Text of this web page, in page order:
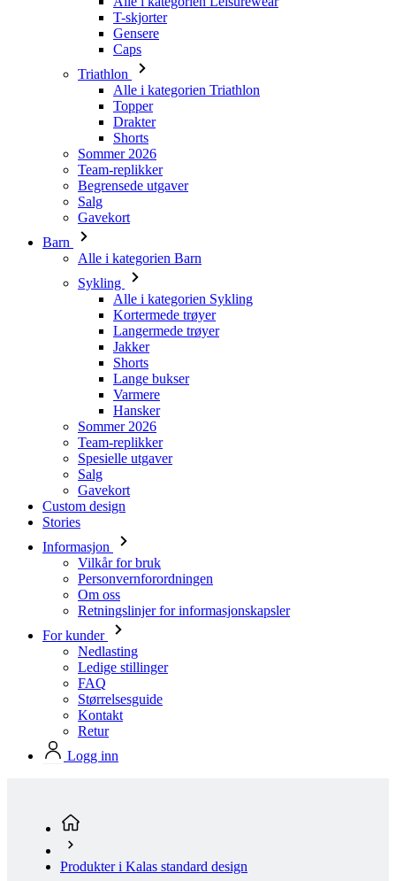
Alle i kategorien Triathlon
Topper
Drakter
Shorts
Sommer 2026
Team-replikker
Begrensede utgaver
Salg
Gavekort
Barn
Alle i kategorien Barn
Sykling
Alle i kategorien Sykling
Langermede trøyer
Jakker
Shorts
Lange bukser
Varmere
Hansker
Sommer 2026
Team-replikker
Spesielle utgaver
Salg
Gavekort
Custom design
Stories
Informasjon
Vilkår for bruk
Personvernforordningen
Om oss
Retningslinjer for informasjonskapsler
For kunder
Nedlasting
Ledige stillinger
FAQ
Størrelsesguide
Kontakt
Retur
Logg inn
Menn
Sykling